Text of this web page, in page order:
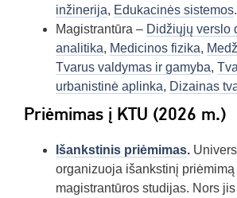
inžinerija, Edukacinės sistemos.
Magistrantūra – Didžiųjų verslo
analitika, Medicinos fizika,
Tvarus valdymas ir gamyba,
urbanistinė aplinka, Dizainas
Priėmimas į KTU (2026 m.)
Išankstinis priėmimas.
organizuoja išankstinį
magistrantūros studijas. Nors